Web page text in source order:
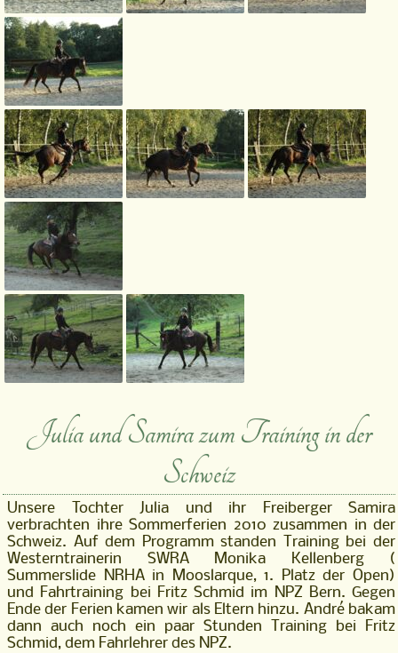
Julia und Samira zum Training in der
Schweiz
Unsere Tochter Julia und ihr Freiberger Samira
verbrachten ihre Sommerferien 2010 zusammen in der
Schweiz. Auf dem Programm standen Training bei der
Westerntrainerin SWRA Monika Kellenberg (
Summerslide NRHA in Mooslarque, 1. Platz der Open)
und Fahrtraining bei Fritz Schmid im NPZ Bern. Gegen
Ende der Ferien kamen wir als Eltern hinzu. André bakam
dann auch noch ein paar Stunden Training bei Fritz
Schmid, dem Fahrlehrer des NPZ.